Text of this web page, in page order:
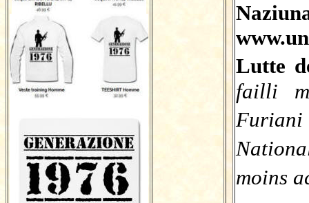
Lutte
failli
moins